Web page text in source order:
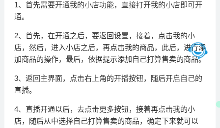
1、首先需要开通我的小店功能，直接打开我的小店即可开
通。
2、首先，在开通之后，要返回设置，接着，点击我的小
店，然后，进入小店之后，再点击我的商品，此后，进行添
加商品的操作，最后，依据提示添加自己打算售卖的商品。
3、返回主界面，点击右上角的开播按钮，随后开启自己的
直播。
4、直播开通以后，去点击更多按钮，接着再点击我的小
店，随后从中选择自己打算售卖的商品，确定下来就可以